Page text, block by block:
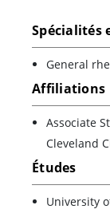
Spécialités
General
Affiliations
Associate
Cleveland
Études
University